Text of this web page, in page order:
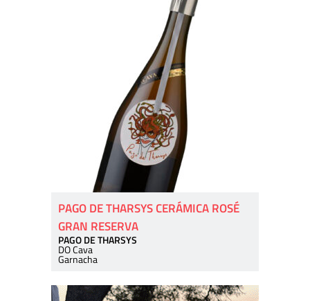
PAGO DE THARSYS CERÁMICA ROSÉ
GRAN RESERVA
PAGO DE THARSYS
DO Cava
Garnacha